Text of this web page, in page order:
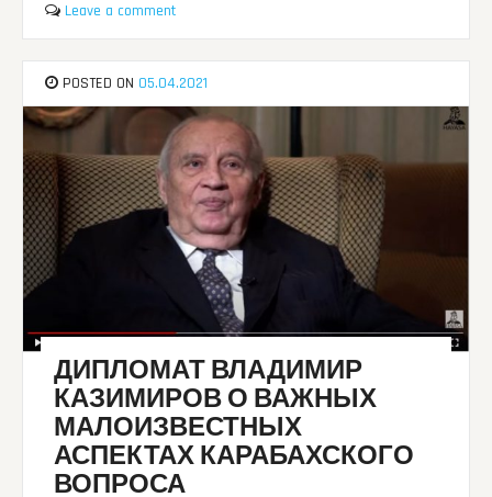
Leave a comment
POSTED ON 05.04.2021
ДИПЛОМАТ ВЛАДИМИР
КАЗИМИРОВ О ВАЖНЫХ
МАЛОИЗВЕСТНЫХ
АСПЕКТАХ КАРАБАХСКОГО
ВОПРОСА